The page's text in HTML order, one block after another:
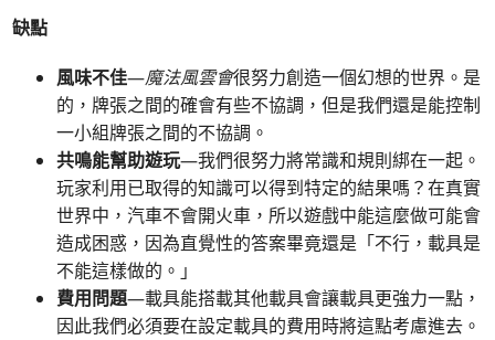
缺點
風味不佳—魔法風雲會很努力創造一個幻想的世界。是
的，牌張之間的確會有些不協調，但是我們還是能控制
一小組牌張之間的不協調。
共鳴能幫助遊玩—我們很努力將常識和規則綁在一起。
玩家利用已取得的知識可以得到特定的結果嗎？在真實
世界中，汽車不會開火車，所以遊戲中能這麼做可能會
造成困惑，因為直覺性的答案畢竟還是「不行，載具是
不能這樣做的。」
費用問題—載具能搭載其他載具會讓載具更強力一點，
因此我們必須要在設定載具的費用時將這點考慮進去。